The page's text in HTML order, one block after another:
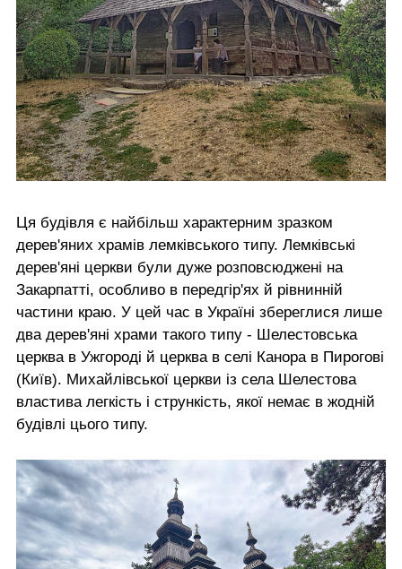
Ця будівля є найбільш характерним зразком
дерев'яних храмів лемківського типу. Лемківські
дерев'яні церкви були дуже розповсюджені на
Закарпатті, особливо в передгір'ях й рівнинній
частини краю. У цей час в Україні збереглися лише
два дерев'яні храми такого типу - Шелестовська
церква в Ужгороді й церква в селі Канора в Пирогові
(Київ). Михайлівської церкви із села Шелестова
властива легкість і стрункість, якої немає в жодній
будівлі цього типу.